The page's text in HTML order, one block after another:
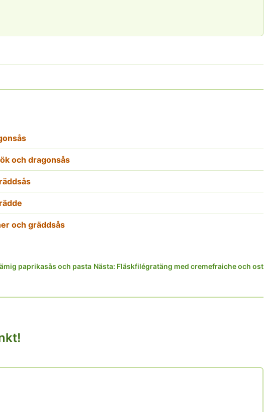
och dragonsås
och gräddsås
paprikasås och pasta Nästa: Fläskfilégratäng med cremefraiche och ost